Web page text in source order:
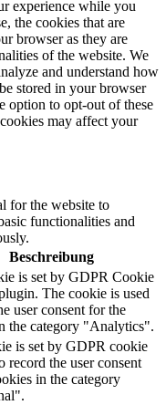
experience while you
the cookies that are
browser as they are
of the website. We
and understand how
stored in your browser
option to opt-out of these
may affect your
for the website to
functionalities and
Beschreibung
is set by GDPR Cookie
The cookie is used
user consent for the
the category "Analytics".
is set by GDPR cookie
record the user consent
in the category